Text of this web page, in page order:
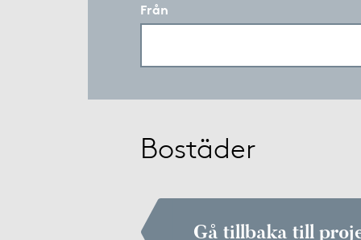
Från
Bostäder
Gå tillbaka till